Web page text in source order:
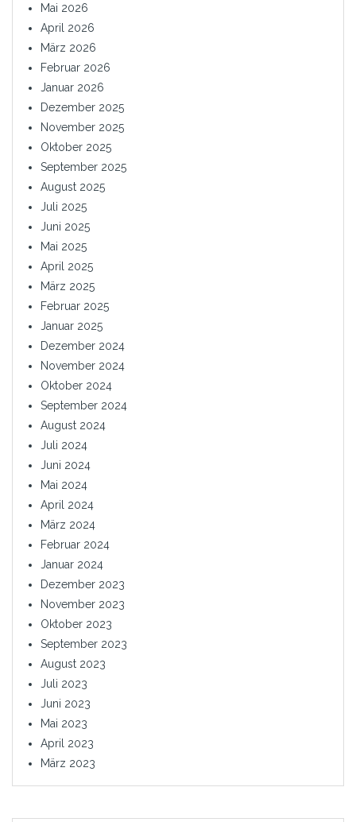
Mai 2026
April 2026
März 2026
Februar 2026
Januar 2026
Dezember 2025
November 2025
Oktober 2025
September 2025
August 2025
Juli 2025
Juni 2025
Mai 2025
April 2025
März 2025
Februar 2025
Januar 2025
Dezember 2024
November 2024
Oktober 2024
September 2024
August 2024
Juli 2024
Juni 2024
Mai 2024
April 2024
März 2024
Februar 2024
Januar 2024
Dezember 2023
November 2023
Oktober 2023
September 2023
August 2023
Juli 2023
Juni 2023
Mai 2023
April 2023
März 2023